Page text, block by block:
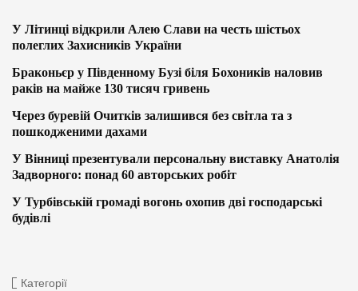
У Літинці відкрили Алею Слави на честь шістьох
полеглих Захисників України
Браконьєр у Південному Бузі біля Бохоників наловив
раків на майже 130 тисяч гривень
Через буревій Очитків залишився без світла та з
пошкодженими дахами
У Вінниці презентували персональну виставку Анатолія
Задворного: понад 60 авторських робіт
У Турбівській громаді вогонь охопив дві господарські
будівлі
Категорії